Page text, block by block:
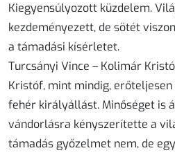
Kiegyensúlyozott küzdelem.
kezdeményezett, de sötét
a támadási kísérletet.
Turcsányi Vince – Kolimár
Kristóf, mint mindig,
fehér királyállást. Minőséget is
vándorlásra kényszerítette a
támadás győzelmet nem, de